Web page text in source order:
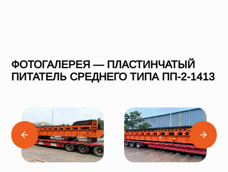
ФОТОГАЛЕРЕЯ — ПЛАСТИНЧАТЫЙ
ПИТАТЕЛЬ СРЕДНЕГО ТИПА ПП-2-1413